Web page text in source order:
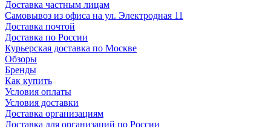
Доставка частным лицам
Самовывоз из офиса на ул. Электродная 11
Доставка почтой
Доставка по России
Курьерская доставка по Москве
Обзоры
Бренды
Как купить
Условия оплаты
Условия доставки
Доставка организациям
Доставка для организаций по России